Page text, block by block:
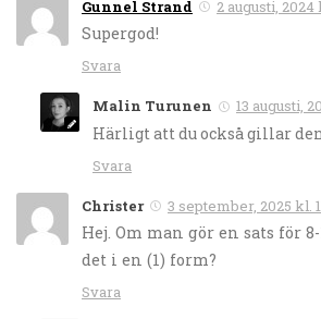
Gunnel Strand 2 augusti, 2024
Supergod!
Svara
Malin Turunen 13 augusti,
Härligt att du också gillar
Svara
Christer 3 september, 2025 kl.
Hej. Om man gör en sats för
det i en (1) form?
Svara